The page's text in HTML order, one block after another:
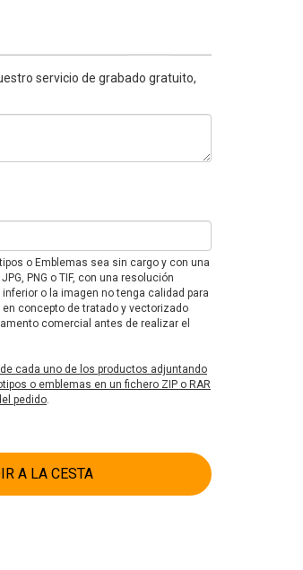
servicio de grabado gratuito,
o Emblemas sea sin cargo y con una
PNG o TIF, con una resolución
o la imagen no tenga calidad para
concepto de tratado y vectorizado
comercial antes de realizar el
cada uno de los productos adjuntando
o emblemas en un fichero ZIP o RAR
pedido.
A LA CESTA